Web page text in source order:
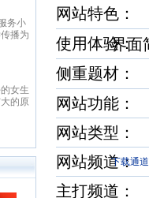
日最
最具
文化
与史
化软
有“纵
优秀
读，
编、
经过
显著
部，
6000
创文
1
响力
著
晋
余
爱
在行
立于
创文
字内
下。
学事
大成
热门
，提
红袖
红袖
全球
统、
准的
240
网站特色
使用体验
界
侧重题材
网站功能：
网站类型：
网站频道
下载通
主打频道